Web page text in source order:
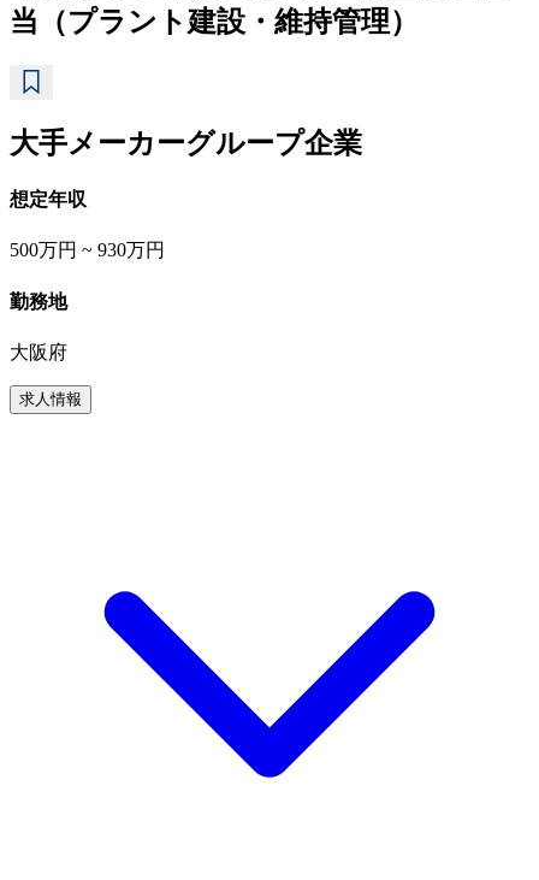
当（プラント建設・維持管理）
大手メーカーグループ企業
想定年収
500万円 ~ 930万円
勤務地
大阪府
求人情報